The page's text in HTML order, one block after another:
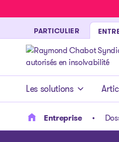
PARTICULIER
- page d’accueil
Les solutions
Entreprise